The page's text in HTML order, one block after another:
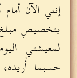
إنني الآن
بتخصيصِ
لمعيشتي
حسبما